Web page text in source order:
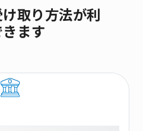
取り方法が利
ます